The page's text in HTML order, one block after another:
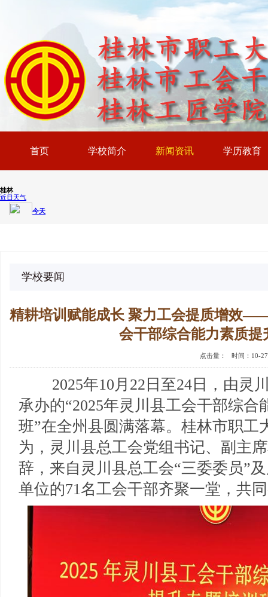
首页 学校简介 新闻资讯 学历教育
学校要闻
精耕培训赋能成长 聚力工会提质增效
会干部综合能力素质提
点击量： 时间：10-27
2025年10月22日至24日，由灵
承办的“2025年灵川县工会干部综合
班”在全州县圆满落幕。桂林市职工
为，灵川县总工会党组书记、副主
辞，来自灵川县总工会“三委委员”
单位的71名工会干部齐聚一堂，共